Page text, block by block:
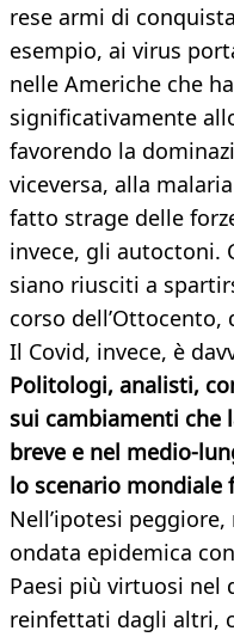
rese armi di
esempio, ai virus
nelle Americhe che
significativamente
favorendo la
viceversa, alla
fatto strage delle
invece, gli autoctoni.
siano riusciti a
corso
Il Covid, invece, è
Politologi, analisti,
sui cambiamenti che
breve e nel medio-
lo scenario mondiale
Nell’ipotesi
ondata epidemica
Paesi più virtuosi nel
reinfettati dagli altri,